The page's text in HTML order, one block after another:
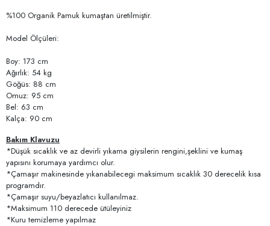
%100 Organik Pamuk kumaştan üretilmiştir.
Model Ölçüleri:
Boy: 173 cm
Ağırlık: 54 kg
Göğüs: 88 cm
Omuz: 95 cm
Bel: 63 cm
Kalça: 90 cm
Bakım Klavuzu
*Düşük sıcaklık ve az devirli yıkama giysilerin rengini,şeklini ve kumaş
yapısını korumaya yardımcı olur.
*Çamaşır makinesinde yıkanabilecegi maksimum sıcaklık 30 derecelik kısa
programdır.
*Çamaşır suyu/beyazlatıcı kullanılmaz.
*Maksimum 110 derecede ütüleyiniz
*Kuru temizleme yapılmaz